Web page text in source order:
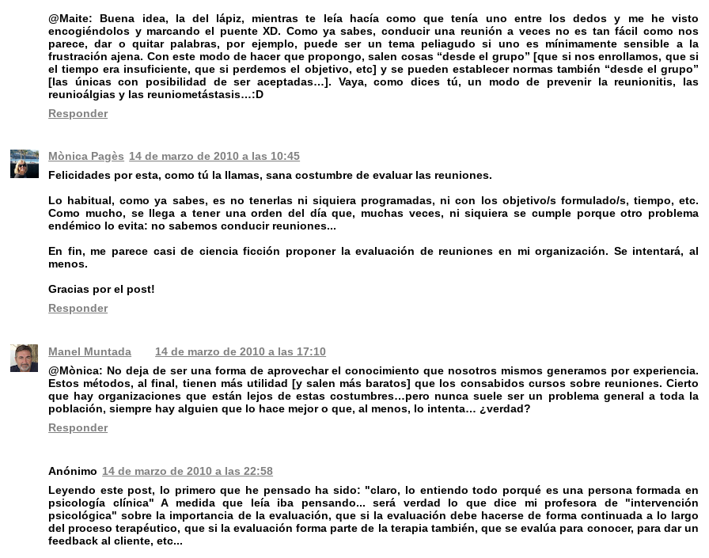
@Maite: Buena idea, la del lápiz, mientras te leía hacía como que tenía uno entre los dedos y me he visto
encogiéndolos y marcando el puente XD. Como ya sabes, conducir una reunión a veces no es tan fácil como nos
parece, dar o quitar palabras, por ejemplo, puede ser un tema peliagudo si uno es mínimamente sensible a la
frustración ajena. Con este modo de hacer que propongo, salen cosas “desde el grupo” [que si nos enrollamos, que si
el tiempo era insuficiente, que si perdemos el objetivo, etc] y se pueden establecer normas también “desde el grupo”
[las únicas con posibilidad de ser aceptadas…]. Vaya, como dices tú, un modo de prevenir la reunionitis, las
reunioálgias y las reuniometástasis…:D
Responder
Mònica Pagès 14 de marzo de 2010 a las 10:45
Felicidades por esta, como tú la llamas, sana costumbre de evaluar las reuniones.
Lo habitual, como ya sabes, es no tenerlas ni siquiera programadas, ni con los objetivo/s formulado/s, tiempo, etc.
Como mucho, se llega a tener una orden del día que, muchas veces, ni siquiera se cumple porque otro problema
endémico lo evita: no sabemos conducir reuniones...
En fin, me parece casi de ciencia ficción proponer la evaluación de reuniones en mi organización. Se intentará, al
menos.
Gracias por el post!
Responder
Manel Muntada
14 de marzo de 2010 a las 17:10
@Mònica: No deja de ser una forma de aprovechar el conocimiento que nosotros mismos generamos por experiencia.
Estos métodos, al final, tienen más utilidad [y salen más baratos] que los consabidos cursos sobre reuniones. Cierto
que hay organizaciones que están lejos de estas costumbres…pero nunca suele ser un problema general a toda la
población, siempre hay alguien que lo hace mejor o que, al menos, lo intenta… ¿verdad?
Responder
Anónimo 14 de marzo de 2010 a las 22:58
Leyendo este post, lo primero que he pensado ha sido: "claro, lo entiendo todo porqué es una persona formada en
psicología clínica" A medida que leía iba pensando... será verdad lo que dice mi profesora de "intervención
psicológica" sobre la importancia de la evaluación, que si la evaluación debe hacerse de forma continuada a lo largo
del proceso terapéutico, que si la evaluación forma parte de la terapia también, que se evalúa para conocer, para dar un
feedback al cliente, etc...